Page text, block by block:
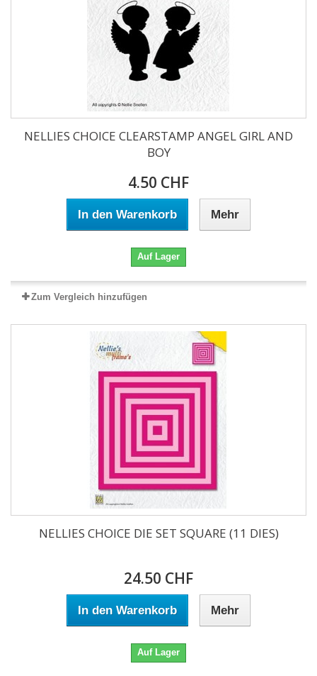
NELLIES CHOICE CLEARSTAMP ANGEL GIRL AND
BOY
4.50 CHF
In den Warenkorb Mehr
Auf Lager
Zum Vergleich hinzufügen
NELLIES CHOICE DIE SET SQUARE (11 DIES)
24.50 CHF
In den Warenkorb Mehr
Auf Lager